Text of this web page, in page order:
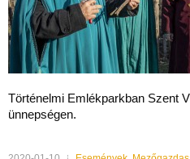
Történelmi Emlékparkban Szent
ünnepségen.